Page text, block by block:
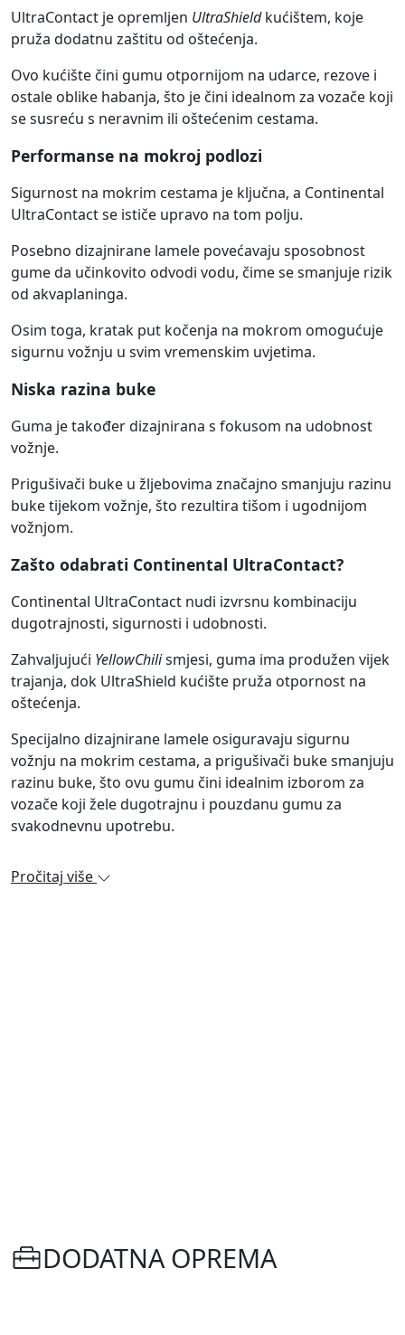
UltraContact je opremljen UltraShieldkućištem, koje
pruža dodatnu zaštitu od oštećenja.
Ovo kućište čini gumu otpornijom na udarce, rezove i
ostale oblike habanja, što je čini idealnom za vozače koji
se susreću s neravnim ili oštećenim cestama.
Performanse na mokroj podlozi
Sigurnost na mokrim cestama je ključna, a Continental
UltraContact se ističe upravo na tom polju.
Posebno dizajnirane lamele povećavaju sposobnost
gume da učinkovito odvodi vodu, čime se smanjuje rizik
od akvaplaninga.
Osim toga, kratak put kočenja na mokrom omogućuje
sigurnu vožnju u svim vremenskim uvjetima.
Niska razina buke
Guma je također dizajnirana s fokusom na udobnost
vožnje.
Prigušivači buke u žljebovima značajno smanjuju razinu
buke tijekom vožnje, što rezultira tišom i ugodnijom
vožnjom.
Zašto odabrati Continental UltraContact?
Continental UltraContact nudi izvrsnu kombinaciju
dugotrajnosti, sigurnosti i udobnosti.
Zahvaljujući YellowChilismjesi, guma ima produžen vijek
trajanja, dok UltraShield kućište pruža otpornost na
oštećenja.
Specijalno dizajnirane lamele osiguravaju sigurnu
vožnju na mokrim cestama, a prigušivači buke smanjuju
razinu buke, što ovu gumu čini idealnim izborom za
vozače koji žele dugotrajnu i pouzdanu gumu za
svakodnevnu upotrebu.
Pročitaj više
DODATNA OPREMA